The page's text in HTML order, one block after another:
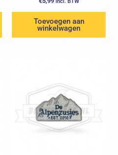
Toevoegen aan
winkelwagen